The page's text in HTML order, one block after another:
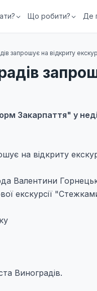
Що робити? Де
запрошує на відкриту
Закарпаття" у
на відкриту
Валентини
екскурсії
Виноградів.